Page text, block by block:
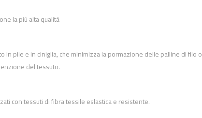
la più alta qualità
in pile e in ciniglia, che minimizza la pormazione delle palline di filo o
del tessuto.
con tessuti di fibra tessile eslastica e resistente.